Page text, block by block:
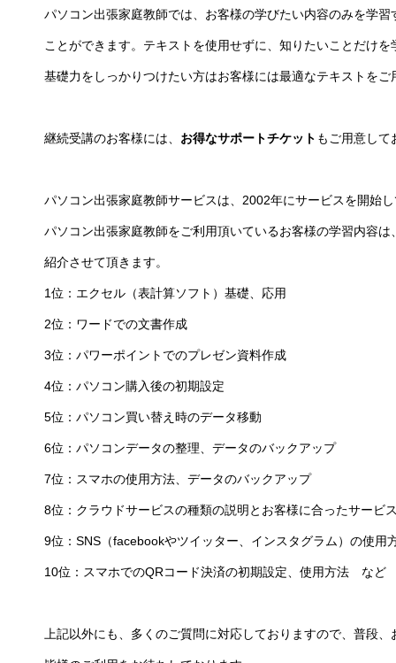
パソコン出張家庭教師では、お客様の学びたい内容のみを学
ことができます。テキストを使用せずに、知りたいことだけ
基礎力をしっかりつけたい方はお客様には最適なテキストを
継続受講のお客様には、 お得なサポートチケット もご用意して
パソコン出張家庭教師サービスは、2002年にサービスを開始
パソコン出張家庭教師をご利用頂いているお客様の学習内容
紹介させて頂きます。
1位：エクセル（表計算ソフト）基礎、応用
2位：ワードでの文書作成
3位：パワーポイントでのプレゼン資料作成
4位：パソコン購入後の初期設定
5位：パソコン買い替え時のデータ移動
6位：パソコンデータの整理、データのバックアップ
7位：スマホの使用方法、データのバックアップ
8位：クラウドサービスの種類の説明とお客様に合ったサービ
9位：SNS（facebookやツイッター、インスタグラム）の使用
10位：スマホでのQRコード決済の初期設定、使用方法 など
上記以外にも、多くのご質問に対応しておりますので、普段